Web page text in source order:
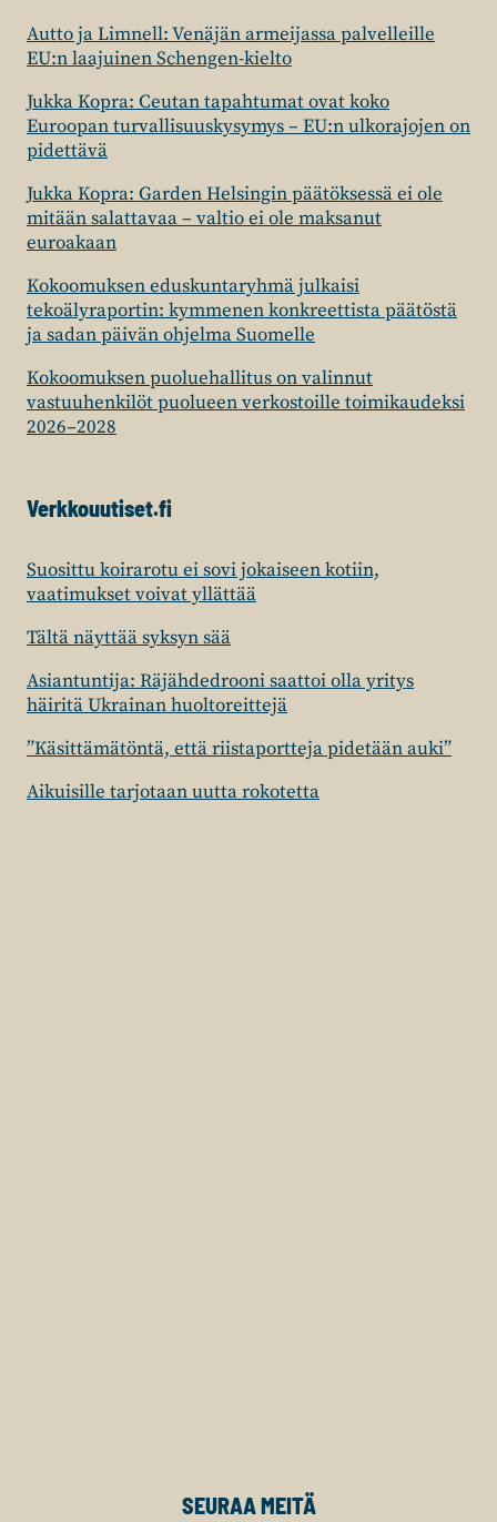
Autto ja Limnell: Venäjän armeijassa palvelleille
EU:n laajuinen Schengen-kielto
Jukka Kopra: Ceutan tapahtumat ovat koko
Euroopan turvallisuuskysymys – EU:n ulkorajojen on
pidettävä
Jukka Kopra: Garden Helsingin päätöksessä ei ole
mitään salattavaa – valtio ei ole maksanut
euroakaan
Kokoomuksen eduskuntaryhmä julkaisi
tekoälyraportin: kymmenen konkreettista päätöstä
ja sadan päivän ohjelma Suomelle
Kokoomuksen puoluehallitus on valinnut
vastuuhenkilöt puolueen verkostoille toimikaudeksi
2026–2028
Verkkouutiset.fi
Suosittu koirarotu ei sovi jokaiseen kotiin,
vaatimukset voivat yllättää
Tältä näyttää syksyn sää
Asiantuntija: Räjähdedrooni saattoi olla yritys
häiritä Ukrainan huoltoreittejä
”Käsittämätöntä, että riistaportteja pidetään auki”
Aikuisille tarjotaan uutta rokotetta
SEURAA MEITÄ